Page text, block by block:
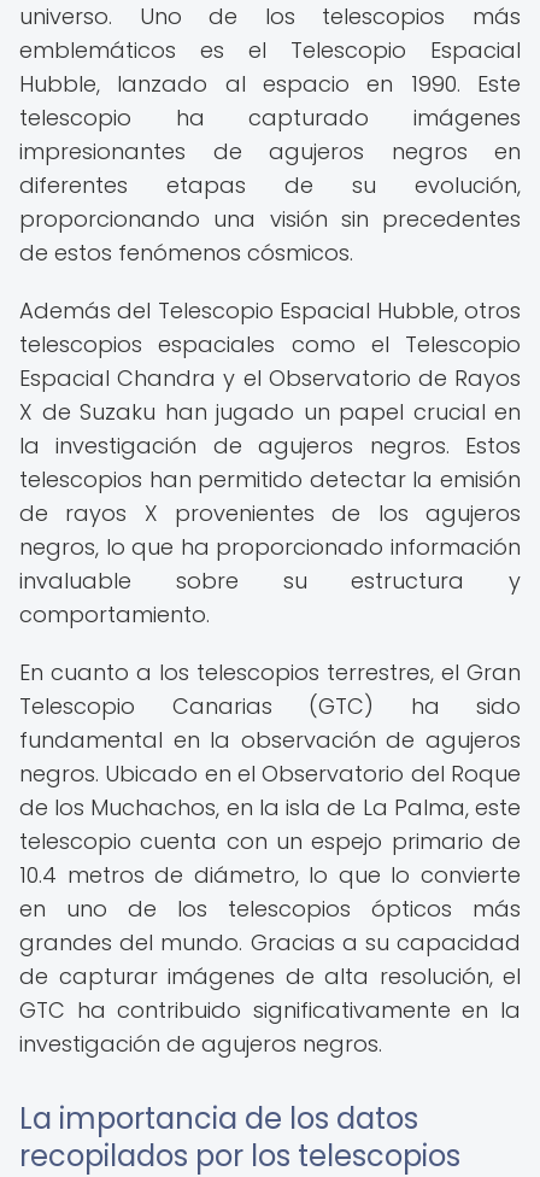
universo. Uno de los telescopios más
emblemáticos es el Telescopio Espacial
Hubble, lanzado al espacio en 1990. Este
telescopio ha capturado imágenes
impresionantes de agujeros negros en
diferentes etapas de su evolución,
proporcionando una visión sin precedentes
de estos fenómenos cósmicos.
Además del Telescopio Espacial Hubble, otros
telescopios espaciales como el Telescopio
Espacial Chandra y el Observatorio de Rayos
X de Suzaku han jugado un papel crucial en
la investigación de agujeros negros. Estos
telescopios han permitido detectar la emisión
de rayos X provenientes de los agujeros
negros, lo que ha proporcionado información
invaluable sobre su estructura y
comportamiento.
En cuanto a los telescopios terrestres, el Gran
Telescopio Canarias (GTC) ha sido
fundamental en la observación de agujeros
negros. Ubicado en el Observatorio del Roque
de los Muchachos, en la isla de La Palma, este
telescopio cuenta con un espejo primario de
10.4 metros de diámetro, lo que lo convierte
en uno de los telescopios ópticos más
grandes del mundo. Gracias a su capacidad
de capturar imágenes de alta resolución, el
GTC ha contribuido significativamente en la
investigación de agujeros negros.
La importancia de los datos
recopilados por los telescopios